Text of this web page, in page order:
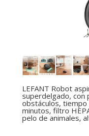
LEFANT Robot
superdelgado, con
obstáculos,
minutos, filtro
pelo de animales,